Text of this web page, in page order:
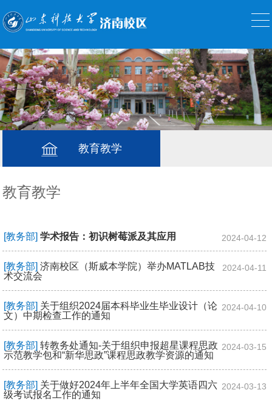
教育教学
教育教学
[教务部]学术报告：初识树莓派及其应用 2024-04-12
[教务部]济南校区（斯威本学院）举办MATLAB技
术交流会
2024-04-11
[教务部] 关于组织2024届本科毕业生毕业设计（论
文）中期检查工作的通知
2024-04-10
[教务部]转教务处通知-关于组织申报超星课程思政
示范教学包和“新华思政”课程思政教学资源的通知
2024-03-15
[教务部] 关于做好2024年上半年全国大学英语四六
级考试报名工作的通知
2024-03-13